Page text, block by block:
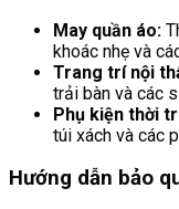
May quần áo:
khoác nhẹ và
Trang trí nội
trải bàn và các
Phụ kiện thời
túi xách và các
Hướng dẫn bảo